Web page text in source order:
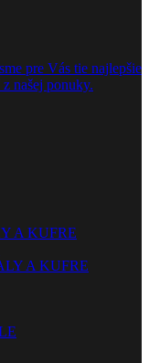
pre Vás tie najlepšie
našej ponuky.
A KUFRE
A KUFRE